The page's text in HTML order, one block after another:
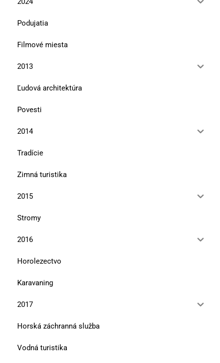
Podujatia
Filmové miesta
2013
Ľudová architektúra
Povesti
2014
Tradície
Zimná turistika
2015
Stromy
2016
Horolezectvo
Karavaning
2017
Horská záchranná služba
Vodná turistika